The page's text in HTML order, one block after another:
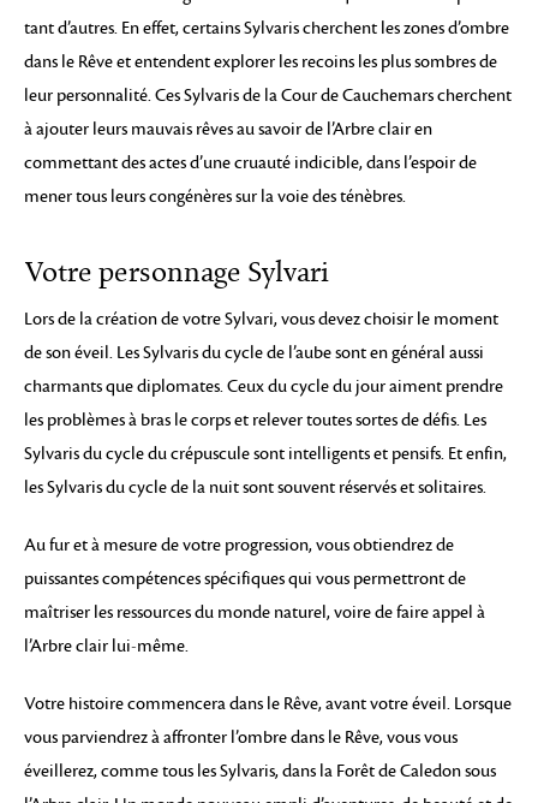
tant d’autres. En effet, certains Sylvaris cherchent les zones d’ombre
dans le Rêve et entendent explorer les recoins les plus sombres de
leur personnalité. Ces Sylvaris de la Cour de Cauchemars cherchent
à ajouter leurs mauvais rêves au savoir de l’Arbre clair en
commettant des actes d’une cruauté indicible, dans l’espoir de
mener tous leurs congénères sur la voie des ténèbres.
Votre personnage Sylvari
Lors de la création de votre Sylvari, vous devez choisir le moment
de son éveil. Les Sylvaris du cycle de l’aube sont en général aussi
charmants que diplomates. Ceux du cycle du jour aiment prendre
les problèmes à bras le corps et relever toutes sortes de défis. Les
Sylvaris du cycle du crépuscule sont intelligents et pensifs. Et enfin,
les Sylvaris du cycle de la nuit sont souvent réservés et solitaires.
Au fur et à mesure de votre progression, vous obtiendrez de
puissantes compétences spécifiques qui vous permettront de
maîtriser les ressources du monde naturel, voire de faire appel à
l’Arbre clair lui-même.
Votre histoire commencera dans le Rêve, avant votre éveil. Lorsque
vous parviendrez à affronter l’ombre dans le Rêve, vous vous
éveillerez, comme tous les Sylvaris, dans la Forêt de Caledon sous